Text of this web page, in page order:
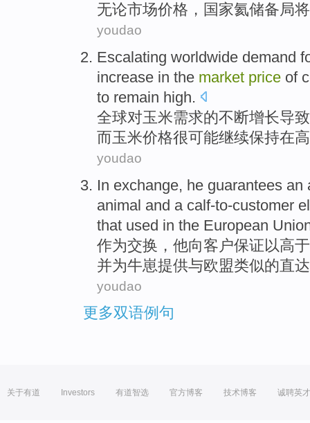
无论市场价格 ， 国家氦储备局将
youdao
Escalating worldwide demand
increase in the market price of
to remain high.
全球对玉米需求的不断增长导致
而玉米价格很可能继续保持在
youdao
In exchange, he guarantees an
animal and a calf-to-customer
that used in the European
作为交换， 他向客户保证以高
并为牛崽提供与欧盟类似的直达
youdao
更多双语例句
关于有道 Investors 有道智选 官方博客 技术博客 诚聘英才